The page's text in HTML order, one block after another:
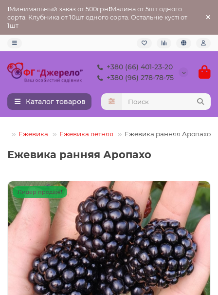
❗Минимальный заказ от 500грн❗Малина от 5шт одного
сорта. Клубника от 10шт одного сорта. Остальніе кусті от
1шт
+380 (66) 401-23-20
+380 (96) 278-78-75
Каталог товаров
Ежевика Ежевика летняя Ежевика ранняя Аропахо
Ежевика ранняя Аропахо
Лидер продаж!